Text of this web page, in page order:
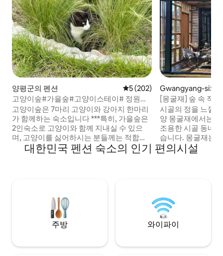
양평군의 펜션 평점 5점(5점 만점), 후기 202
5 (202)
고양이숲#가을숲#고양이스테이# 정원이
예쁜 별채#전용바베큐데크#세스코존
고양이숲은 7마리 고양이와 강아지 한마리
가 함께하는 숙소입니다 ***특히, 가을숲은
2인숙소로 고양이와 함께 지내실 수 있으
며, 고양이를 싫어하시는 분들께는 적합하
지 않습니다 (상황에 따라 밥이나 물을 주실
수 있습니다^^) 순하고 사람을 잘 따르는 아
래 위치하고 있으며 도보 3분 거리에 맑은
개울이 6km이상 멋지게 흐르고 깊은 계곡
을 원하시면 차로 십분거리에 유명계곡이 2
곳 정도 있습니다 숙소는 복층(1층-소파와
안마의자, 2층-침실)으로 이루어져 있고 18
평 정도의 공간입니다 정면의 대형 창으로
Gwangyang-si의
[몽굴재] 숲 속 작
촌캉스 #야외바베
시골의 정을 느낄
양 몽굴재에서는
조용한 시골 동네
습니다. 몽굴재는 2021년, 뒷산을 껴안은 네
모 삐뚤했던 땅에
민하여 손수 지은 집으로 2024
추천드립니다.⭐️ 2025년 12월 1일, 더욱 더
사랑 받을 수 있는
스&데크 리뉴얼 완료
속 산장 느낌 한 스푼
느낌도 즐기는 동
화 할 수 있는 바베
대한민국 펜션 숙소의 인기 편의시설
주방 와이파이